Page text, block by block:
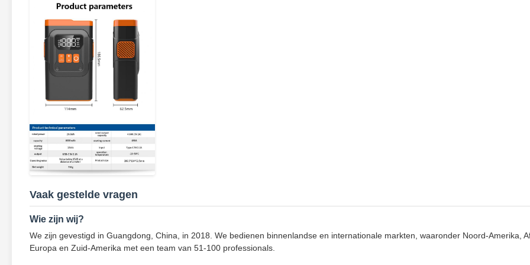
Vaak gestelde vragen
Wie zijn wij?
We zijn gevestigd in Guangdong, China, in 2018. We bedienen binnenlandse en internationale markten, waaronder Noord-Amerika,
Europa en Zuid-Amerika met een team van 51-100 professionals.